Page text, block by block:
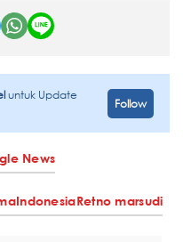
untuk Update
Follow
News
IndonesiaRetno marsudi